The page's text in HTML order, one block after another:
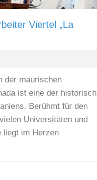
Viertel „La
der maurischen
ist eine der historisch
Berühmt für den
Universitäten und
liegt im Herzen